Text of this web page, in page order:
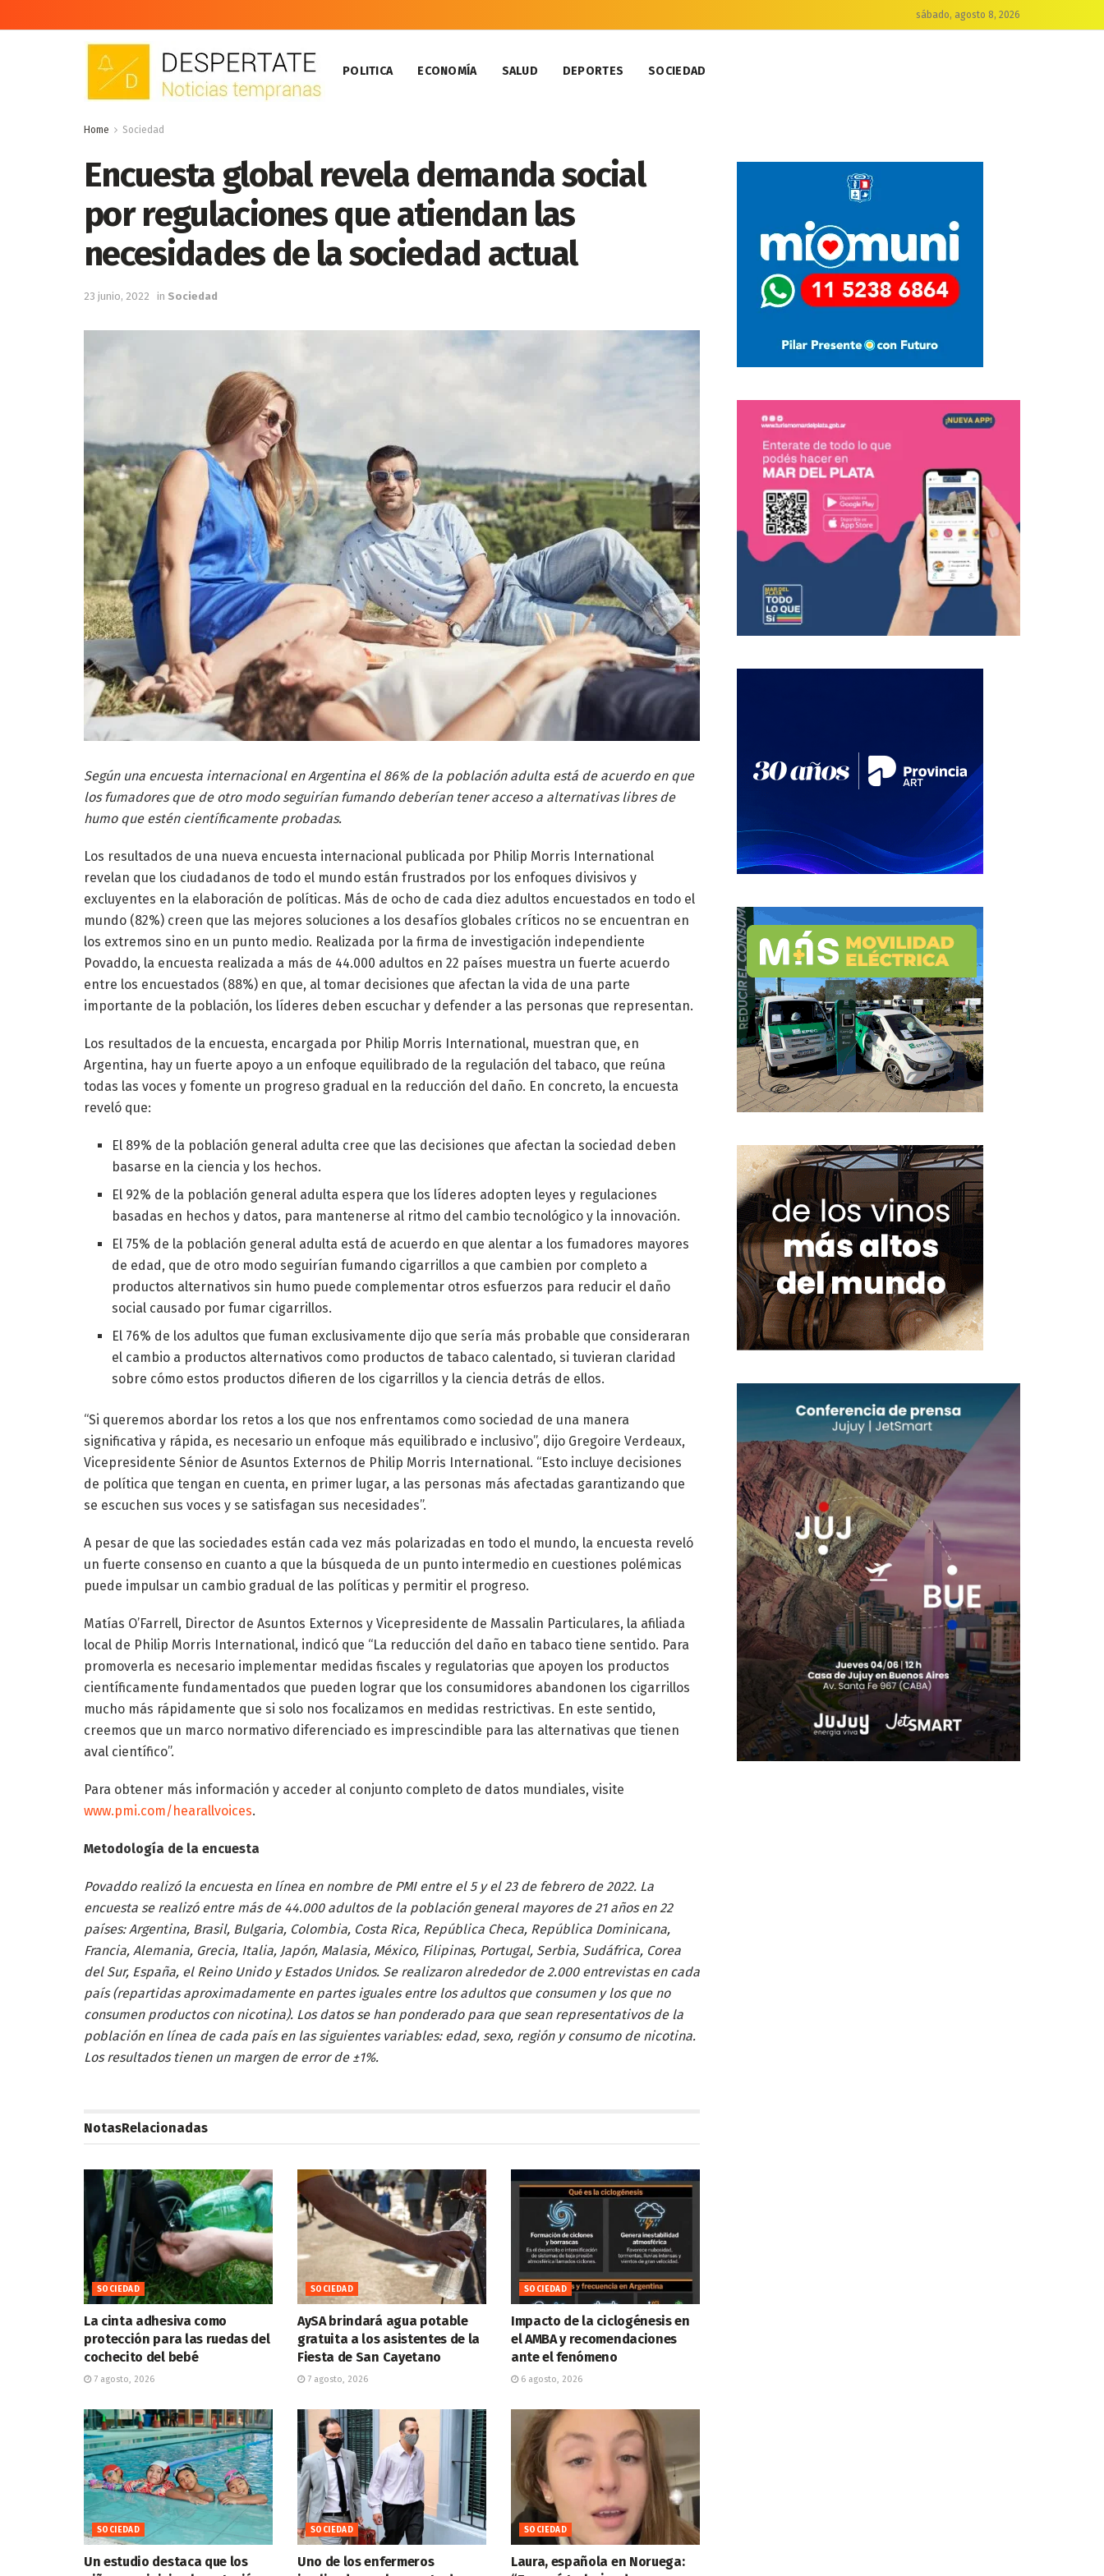
sábado, agosto 8, 2026
POLITICA ECONOMÍA SALUD DEPORTES SOCIEDAD
Home Sociedad
Encuesta global revela demanda social
por regulaciones que atiendan las
necesidades de la sociedad actual
23 junio, 2022 in Sociedad
Según una encuesta internacional en Argentina el 86% de la población adulta está de acuerdo en que
los fumadores que de otro modo seguirían fumando deberían tener acceso a alternativas libres de
humo que estén científicamente probadas.
Los resultados de una nueva encuesta internacional publicada por Philip Morris International
revelan que los ciudadanos de todo el mundo están frustrados por los enfoques divisivos y
excluyentes en la elaboración de políticas. Más de ocho de cada diez adultos encuestados en todo el
mundo (82%) creen que las mejores soluciones a los desafíos globales críticos no se encuentran en
los extremos sino en un punto medio. Realizada por la firma de investigación independiente
Povaddo, la encuesta realizada a más de 44.000 adultos en 22 países muestra un fuerte acuerdo
entre los encuestados (88%) en que, al tomar decisiones que afectan la vida de una parte
importante de la población, los líderes deben escuchar y defender a las personas que representan.
Los resultados de la encuesta, encargada por Philip Morris International, muestran que, en
Argentina, hay un fuerte apoyo a un enfoque equilibrado de la regulación del tabaco, que reúna
todas las voces y fomente un progreso gradual en la reducción del daño. En concreto, la encuesta
reveló que:
El 89% de la población general adulta cree que las decisiones que afectan la sociedad deben
basarse en la ciencia y los hechos.
El 92% de la población general adulta espera que los líderes adopten leyes y regulaciones
basadas en hechos y datos, para mantenerse al ritmo del cambio tecnológico y la innovación.
El 75% de la población general adulta está de acuerdo en que alentar a los fumadores mayores
de edad, que de otro modo seguirían fumando cigarrillos a que cambien por completo a
productos alternativos sin humo puede complementar otros esfuerzos para reducir el daño
social causado por fumar cigarrillos.
El 76% de los adultos que fuman exclusivamente dijo que sería más probable que consideraran
el cambio a productos alternativos como productos de tabaco calentado, si tuvieran claridad
sobre cómo estos productos difieren de los cigarrillos y la ciencia detrás de ellos.
“Si queremos abordar los retos a los que nos enfrentamos como sociedad de una manera
significativa y rápida, es necesario un enfoque más equilibrado e inclusivo”, dijo Gregoire Verdeaux,
Vicepresidente Sénior de Asuntos Externos de Philip Morris International. “Esto incluye decisiones
de política que tengan en cuenta, en primer lugar, a las personas más afectadas garantizando que
se escuchen sus voces y se satisfagan sus necesidades”.
A pesar de que las sociedades están cada vez más polarizadas en todo el mundo, la encuesta reveló
un fuerte consenso en cuanto a que la búsqueda de un punto intermedio en cuestiones polémicas
puede impulsar un cambio gradual de las políticas y permitir el progreso.
Matías O’Farrell, Director de Asuntos Externos y Vicepresidente de Massalin Particulares, la afiliada
local de Philip Morris International, indicó que “La reducción del daño en tabaco tiene sentido. Para
promoverla es necesario implementar medidas fiscales y regulatorias que apoyen los productos
científicamente fundamentados que pueden lograr que los consumidores abandonen los cigarrillos
mucho más rápidamente que si solo nos focalizamos en medidas restrictivas. En este sentido,
creemos que un marco normativo diferenciado es imprescindible para las alternativas que tienen
aval científico”.
Para obtener más información y acceder al conjunto completo de datos mundiales, visite
www.pmi.com/hearallvoices.
Metodología de la encuesta
Povaddo realizó la encuesta en línea en nombre de PMI entre el 5 y el 23 de febrero de 2022. La
encuesta se realizó entre más de 44.000 adultos de la población general mayores de 21 años en 22
países: Argentina, Brasil, Bulgaria, Colombia, Costa Rica, República Checa, República Dominicana,
Francia, Alemania, Grecia, Italia, Japón, Malasia, México, Filipinas, Portugal, Serbia, Sudáfrica, Corea
del Sur, España, el Reino Unido y Estados Unidos. Se realizaron alrededor de 2.000 entrevistas en cada
país (repartidas aproximadamente en partes iguales entre los adultos que consumen y los que no
consumen productos con nicotina). Los datos se han ponderado para que sean representativos de la
población en línea de cada país en las siguientes variables: edad, sexo, región y consumo de nicotina.
Los resultados tienen un margen de error de ±1%.
NotasRelacionadas
SOCIEDAD
La cinta adhesiva como
protección para las ruedas del
cochecito del bebé
7 agosto, 2026
SOCIEDAD
AySA brindará agua potable
gratuita a los asistentes de la
Fiesta de San Cayetano
7 agosto, 2026
SOCIEDAD
Impacto de la ciclogénesis en
el AMBA y recomendaciones
ante el fenómeno
6 agosto, 2026
SOCIEDAD
Un estudio destaca que los
SOCIEDAD
Uno de los enfermeros
SOCIEDAD
Laura, española en Noruega: